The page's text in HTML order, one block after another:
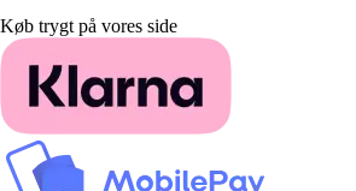
Køb trygt på vores side